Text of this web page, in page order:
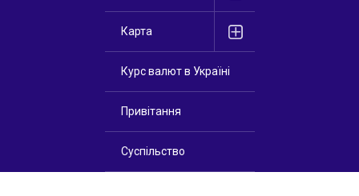
Карта
Курс валют в Україні
Привітання
Суспільство